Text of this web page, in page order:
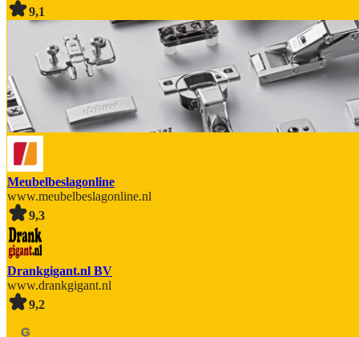
9,1
Meubelbeslagonline
www.meubelbeslagonline.nl
9,3
Drankgigant.nl BV
www.drankgigant.nl
9,2